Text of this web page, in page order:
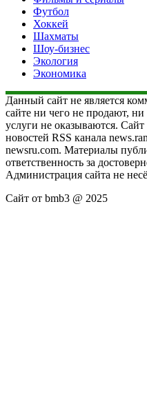
Футбол
Хоккей
Шахматы
Шоу-бизнес
Экология
Экономика
Данный сайт не является
сайте ни чего не продают,
услуги не оказываются. Сайт
новостей RSS канала
newsru.com. Материалы
ответственность за
Администрация сайта не
Сайт от bmb3 @ 2025